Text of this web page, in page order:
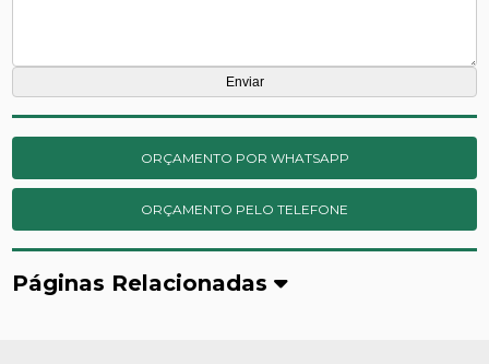
ORÇAMENTO POR WHATSAPP
ORÇAMENTO PELO TELEFONE
Páginas Relacionadas